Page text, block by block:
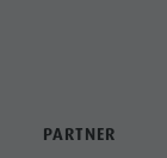
PARTNER